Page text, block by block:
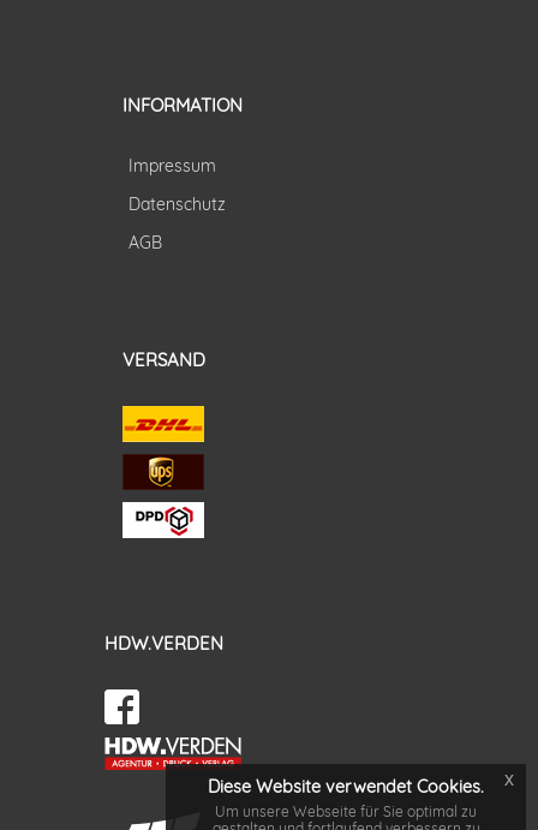
INFORMATION
Impressum
Datenschutz
AGB
VERSAND
HDW.VERDEN
Diese Website verwendet Cookies.
Um unsere Webseite für Sie optimal zu
x